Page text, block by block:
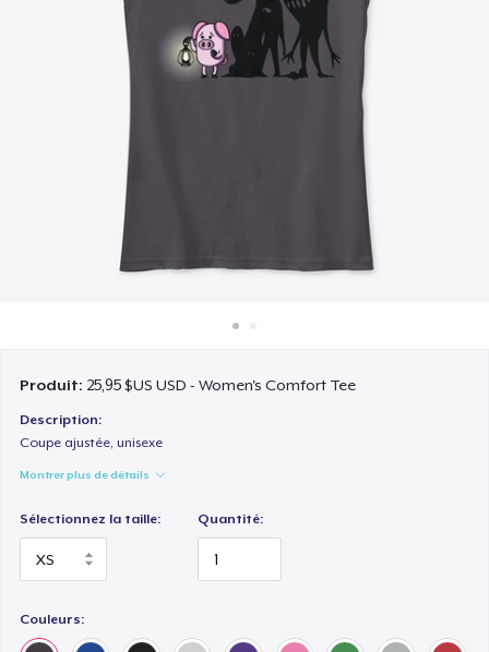
Vendez partout
Produit: 25,95 $US USD - Women's Comfort Tee
Description:
Coupe ajustée, unisexe
Montrer plus de détails
Sélectionnez la taille: Quantité:
Couleurs: